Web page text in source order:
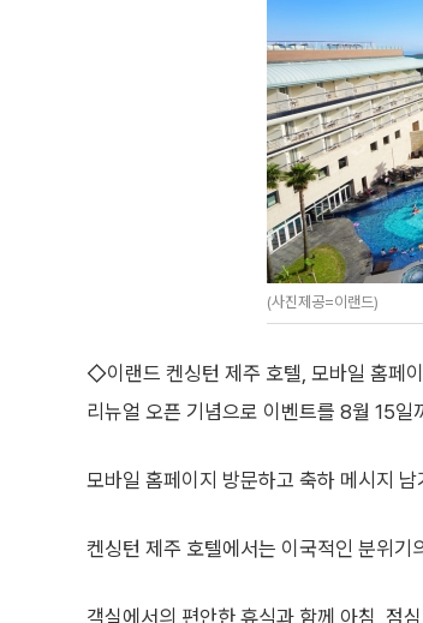
(사진제공=이랜드)
◇이랜드 켄싱턴 제주 호텔, 모바일 홈페
리뉴얼 오픈 기념으로 이벤트를 8월 15일
모바일 홈페이지 방문하고 축하 메시지
켄싱턴 제주 호텔에서는 이국적인 분위기
객실에서의 편안한 휴식과 함께 아침, 점